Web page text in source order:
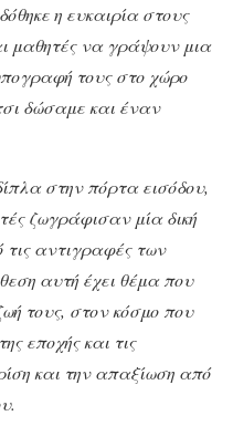
η ευκαιρία στους
μαθητές να γράψουν μια
τους στο χώρο
δώσαμε και έναν
στην πόρτα εισόδου,
ζωγράφισαν μία δική
αντιγραφές των
αυτή έχει θέμα που
τους, στον κόσμο που
εποχής και τις
και την απαξίωση από